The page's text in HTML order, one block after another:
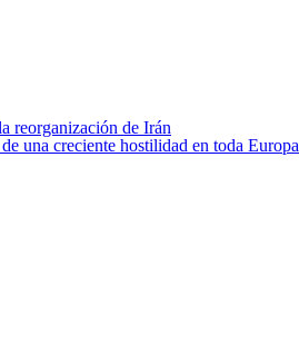
reorganización de Irán
una creciente hostilidad en toda Europa